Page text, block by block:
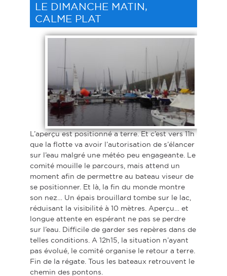
LE DIMANCHE MATIN,
CALME PLAT
L’aperçu est positionné a terre. Et c’est vers 11h
que la flotte va avoir l’autorisation de s’élancer
sur l’eau malgré une météo peu engageante. Le
comité mouille le parcours, mais attend un
moment afin de permettre au bateau viseur de
se positionner. Et là, la fin du monde montre
son nez… Un épais brouillard tombe sur le lac,
réduisant la visibilité à 10 mètres. Aperçu… et
longue attente en espérant ne pas se perdre
sur l’eau. Difficile de garder ses repères dans de
telles conditions. A 12h15, la situation n’ayant
pas évolué, le comité organise le retour a terre.
Fin de la régate. Tous les bateaux retrouvent le
chemin des pontons.